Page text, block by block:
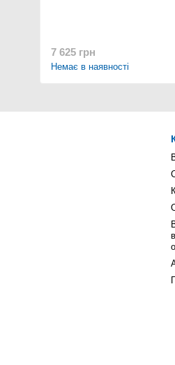
7 625 грн
Немає в наявності